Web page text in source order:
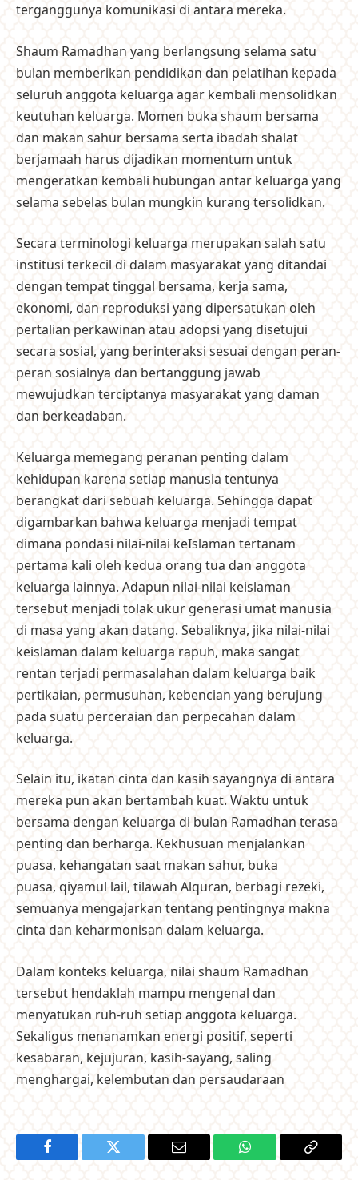
terganggunya komunikasi di antara mereka.
Shaum Ramadhan yang berlangsung selama satu
bulan memberikan pendidikan dan pelatihan kepada
seluruh anggota keluarga agar kembali mensolidkan
keutuhan keluarga. Momen buka shaum bersama
dan makan sahur bersama serta ibadah shalat
berjamaah harus dijadikan momentum untuk
mengeratkan kembali hubungan antar keluarga yang
selama sebelas bulan mungkin kurang tersolidkan.
Secara terminologi keluarga merupakan salah satu
institusi terkecil di dalam masyarakat yang ditandai
dengan tempat tinggal bersama, kerja sama,
ekonomi, dan reproduksi yang dipersatukan oleh
pertalian perkawinan atau adopsi yang disetujui
secara sosial, yang berinteraksi sesuai dengan peran-
peran sosialnya dan bertanggung jawab
mewujudkan terciptanya masyarakat yang daman
dan berkeadaban.
Keluarga memegang peranan penting dalam
kehidupan karena setiap manusia tentunya
berangkat dari sebuah keluarga. Sehingga dapat
digambarkan bahwa keluarga menjadi tempat
dimana pondasi nilai-nilai keIslaman tertanam
pertama kali oleh kedua orang tua dan anggota
keluarga lainnya. Adapun nilai-nilai keislaman
tersebut menjadi tolak ukur generasi umat manusia
di masa yang akan datang. Sebaliknya, jika nilai-nilai
keislaman dalam keluarga rapuh, maka sangat
rentan terjadi permasalahan dalam keluarga baik
pertikaian, permusuhan, kebencian yang berujung
pada suatu perceraian dan perpecahan dalam
keluarga.
Selain itu, ikatan cinta dan kasih sayangnya di antara
mereka pun akan bertambah kuat. Waktu untuk
bersama dengan keluarga di bulan Ramadhan terasa
penting dan berharga. Kekhusuan menjalankan
puasa, kehangatan saat makan sahur, buka
puasa, qiyamul lail, tilawah Alquran, berbagi rezeki,
semuanya mengajarkan tentang pentingnya makna
cinta dan keharmonisan dalam keluarga.
Dalam konteks keluarga, nilai shaum Ramadhan
tersebut hendaklah mampu mengenal dan
menyatukan ruh-ruh setiap anggota keluarga.
Sekaligus menanamkan energi positif, seperti
kesabaran, kejujuran, kasih-sayang, saling
menghargai, kelembutan dan persaudaraan
Facebook Twitter Email WhatsApp Copy